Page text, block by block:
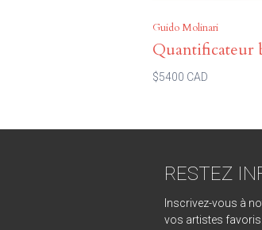
Guido Molinari
Quantificateur
$5400 CAD
RESTEZ
Inscrivez-vous à
vos artistes favoris.